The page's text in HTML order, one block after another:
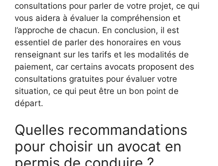
consultations pour parler de votre projet, ce qui
vous aidera à évaluer la compréhension et
l’approche de chacun. En conclusion, il est
essentiel de parler des honoraires en vous
renseignant sur les tarifs et les modalités de
paiement, car certains avocats proposent des
consultations gratuites pour évaluer votre
situation, ce qui peut être un bon point de
départ.
Quelles recommandations
pour choisir un avocat en